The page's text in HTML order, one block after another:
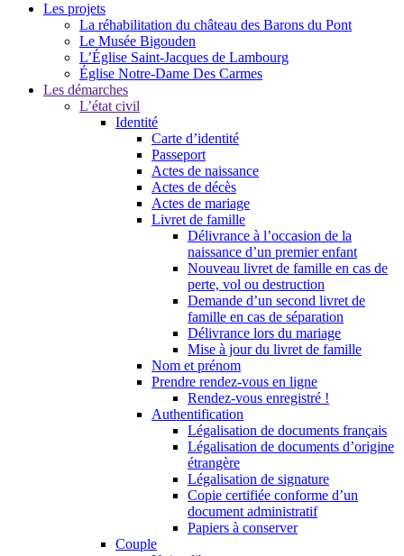
Les projets
La réhabilitation du château des Barons du Pont
Le Musée Bigouden
L’Église Saint-Jacques de Lambourg
Église Notre-Dame Des Carmes
Les démarches
L’état civil
Identité
Carte d’identité
Passeport
Actes de naissance
Actes de décès
Actes de mariage
Livret de famille
Délivrance à l’occasion de la
naissance d’un premier enfant
Nouveau livret de famille en cas de
perte, vol ou destruction
Demande d’un second livret de
famille en cas de séparation
Délivrance lors du mariage
Mise à jour du livret de famille
Nom et prénom
Prendre rendez-vous en ligne
Rendez-vous enregistré !
Authentification
Légalisation de documents français
Légalisation de documents d’origine
étrangère
Légalisation de signature
Copie certifiée conforme d’un
document administratif
Papiers à conserver
Couple